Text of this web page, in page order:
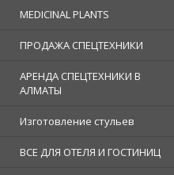
MEDICINAL PLANTS
ПРОДАЖА СПЕЦТЕХНИКИ
АРЕНДА СПЕЦТЕХНИКИ В
АЛМАТЫ
Изготовление стульев
ВСЕ ДЛЯ ОТЕЛЯ И ГОСТИНИЦ